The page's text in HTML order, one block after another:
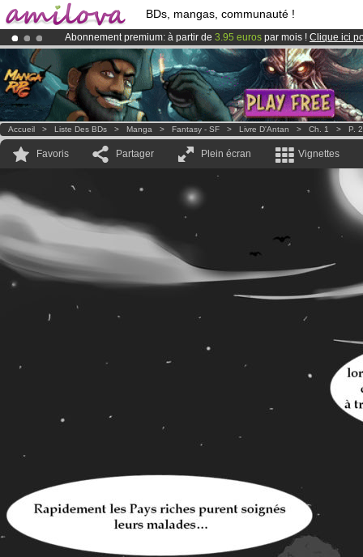
BDs, mangas, communauté !
Abonnement premium: à partir de 3.95 euros par mois ! Clique ici
LeKickstarter Amilova est désormais lancé!.
Déjà 100000membreset 1000BDs & Mangas!
Accueil > Liste Des BDs > Manga > Fantasy - SF > Livre D'Antan > Ch. 1 > P. 2
Favoris Partager Plein écran Vignettes